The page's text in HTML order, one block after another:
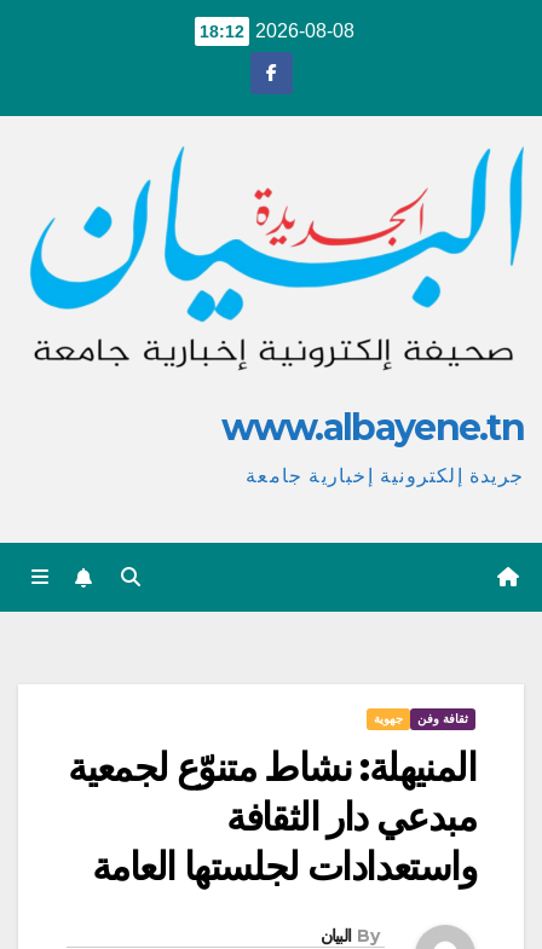
2026-08-08
18:12
www.albayene.tn
جريدة إلكترونية إخبارية جامعة
ثقافة وفن جهوية
المنيهلة: نشاط متنوّع لجمعية
مبدعي دار الثقافة
واستعدادات لجلستها العامة
By البيان